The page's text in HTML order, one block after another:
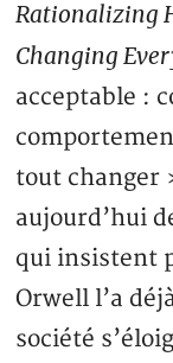
Rationalizing
Changing
acceptable :
tout changer
aujourd’hui
qui insistent
Orwell l’a
société